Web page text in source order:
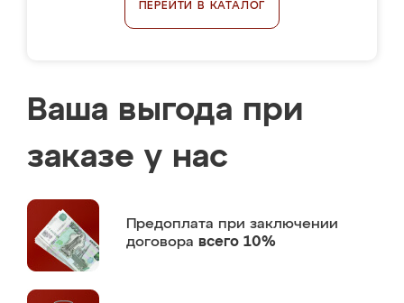
ПЕРЕЙТИ В КАТАЛОГ
Ваша выгода при
заказе у нас
Предоплата при заключении
договора всего 10%